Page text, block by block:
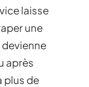
laisse
une
devienne
après
plus de